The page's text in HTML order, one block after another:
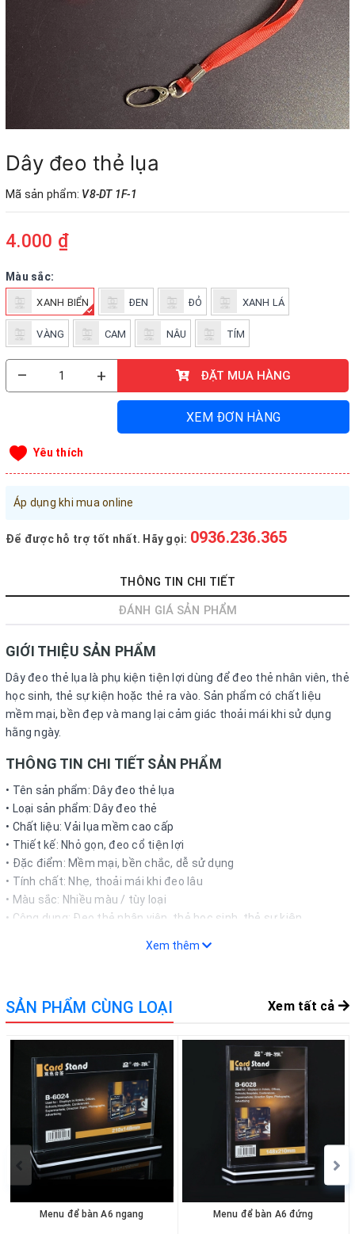
9 - Đồ dùng học sinh – Dụng cụ học tập
10 - Sách giáo dục - Thiết bị trường học
11 - Bảng – Máy văn phòng – Bàn,ghế
12 - Phụ kiện vi tính – USB – Âm thanh
Trang chủ
Giới thiệu
Tổng Sản phẩm
Giao Lưu
Chia sẻ
Đăng nhập tài khoản
Xem giỏ hàng
LIÊN HỆ - HỖ TRỢ KHÁCH HÀNG
Hướng dẫn thanh toán
Chính sách vận chuyển, Bảo hành, Bảo mật thông tin
Trở về trang chủ Đóng
Dây đeo thẻ lụa
Mã sản phẩm: V8-DT 1F-1
4.000 ₫
Màu sắc:
XANH BIỂN ĐEN ĐỎ XANH LÁ
VÀNG CAM NÂU TÍM
– + ĐẶT MUA HÀNG
XEM ĐƠN HÀNG
Yêu thích
Áp dụng khi mua online
Để được hỗ trợ tốt nhất. Hãy gọi: 0936.236.365
THÔNG TIN CHI TIẾT
ĐÁNH GIÁ SẢN PHẨM
GIỚI THIỆU SẢN PHẨM
Dây đeo thẻ lụa là phụ kiện tiện lợi dùng để đeo thẻ nhân viên, thẻ
học sinh, thẻ sự kiện hoặc thẻ ra vào. Sản phẩm có chất liệu
mềm mại, bền đẹp và mang lại cảm giác thoải mái khi sử dụng
hằng ngày.
THÔNG TIN CHI TIẾT SẢN PHẨM
• Tên sản phẩm: Dây đeo thẻ lụa
• Loại sản phẩm: Dây đeo thẻ
• Chất liệu: Vải lụa mềm cao cấp
• Thiết kế: Nhỏ gọn, đeo cổ tiện lợi
• Đặc điểm: Mềm mại, bền chắc, dễ sử dụng
• Tính chất: Nhẹ, thoải mái khi đeo lâu
• Màu sắc: Nhiều màu / tùy loại
• Công dụng: Đeo thẻ nhân viên, thẻ học sinh, thẻ sự kiện
CÁCH THỨC MUA HÀNG
Khách hàng có thể đặt mua trực tiếp trên website bằng cách lựa
chọn số lượng và hoàn tất đơn hàng. Ngoài ra, vui lòng liên hệ
hotline 0936.236.365 - 090.215.9818 để được hỗ trợ nhanh
chóng. Đối với khách hàng mua số lượng lớn sẽ được hỗ trợ báo
giá ưu đãi và giao hàng tận nơi.
Xem thêm
SẢN PHẨM CÙNG LOẠI Xem tất cả
Menu để bàn A6 ngang Menu để bàn A6 đứng